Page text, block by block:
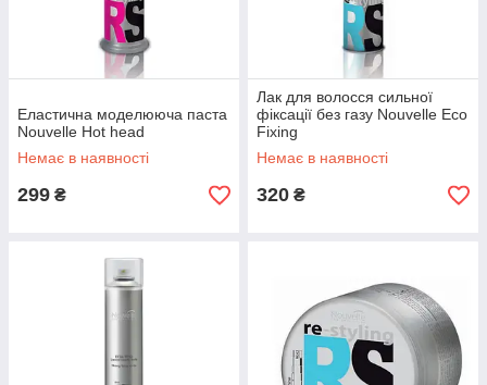
Еластична моделююча паста
Nouvelle Hot head
Немає в наявності
299 ₴
Лак для волосся сильної
фіксації без газу Nouvelle Eco
Fixing
Немає в наявності
320 ₴